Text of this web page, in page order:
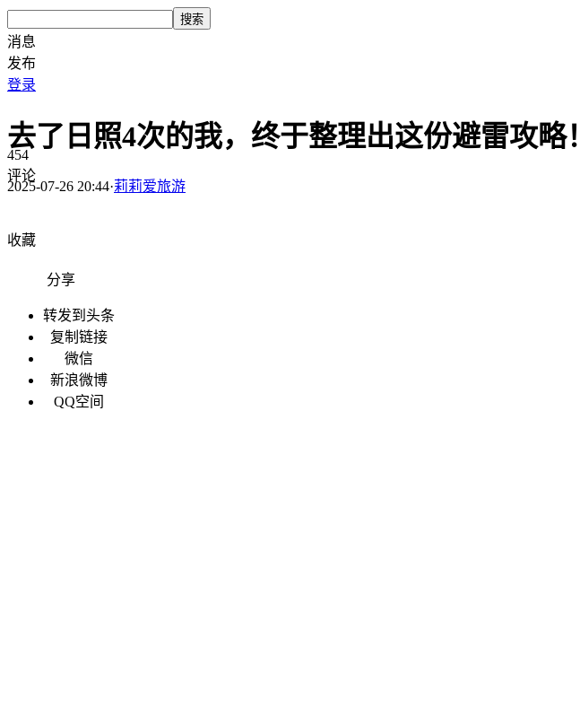
搜索
消息
发布
登录
454
评论
收藏
分享
转发到头条
复制链接
微信
新浪微博
QQ空间
去了日照4次的我，终于整理出这份避雷攻略！
2025-07-26 20:44·莉莉爱旅游